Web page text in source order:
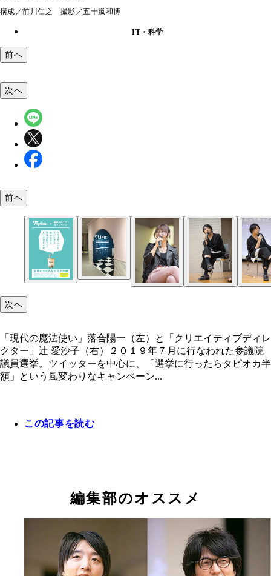
構成／前川仁之 撮影／五十嵐和博
IT・科学
前へ
昨年１０月の「ワンコイン・レディースドック」
次へ
前へ
次へ
「現代の魔法使い」落合陽一（左）と「クリエイティブディレ
クター」辻 愛沙子（右）２０１９年７月に行なわれた参議院
議員選挙。ツイッターを中心に、「選挙に行ったらタピオカ半
額」という風変わりなキャンペーン...
この記事を読む
編集部のオススメ